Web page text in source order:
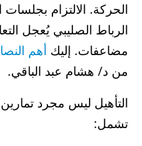
الحركة. الالتزام بجلسات
الرباط الصليبي يُعجل
مضاعفات. إليك أهم
من د/ هشام عبد الباقي.
التأهيل ليس مجرد
تشمل: